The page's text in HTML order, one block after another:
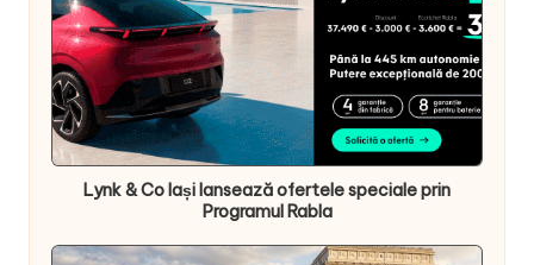
Lynk & Co Iași lansează ofertele speciale prin
Programul Rabla